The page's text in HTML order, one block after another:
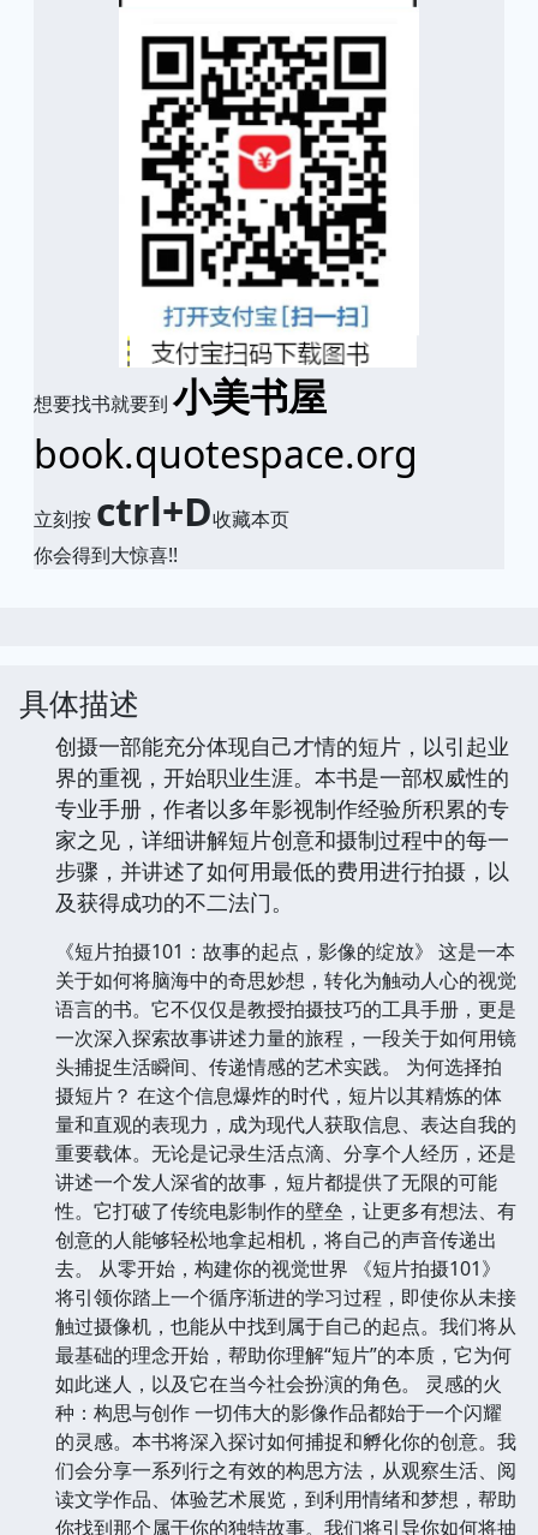
想要找书就要到 小美书屋
book.quotespace.org
立刻按 ctrl+D收藏本页
你会得到大惊喜!!
具体描述
创摄一部能充分体现自己才情的短片，以引起业
界的重视，开始职业生涯。本书是一部权威性的
专业手册，作者以多年影视制作经验所积累的专
家之见，详细讲解短片创意和摄制过程中的每一
步骤，并讲述了如何用最低的费用进行拍摄，以
及获得成功的不二法门。
《短片拍摄101：故事的起点，影像的绽放》 这是一本
关于如何将脑海中的奇思妙想，转化为触动人心的视觉
语言的书。它不仅仅是教授拍摄技巧的工具手册，更是
一次深入探索故事讲述力量的旅程，一段关于如何用镜
头捕捉生活瞬间、传递情感的艺术实践。 为何选择拍
摄短片？ 在这个信息爆炸的时代，短片以其精炼的体
量和直观的表现力，成为现代人获取信息、表达自我的
重要载体。无论是记录生活点滴、分享个人经历，还是
讲述一个发人深省的故事，短片都提供了无限的可能
性。它打破了传统电影制作的壁垒，让更多有想法、有
创意的人能够轻松地拿起相机，将自己的声音传递出
去。 从零开始，构建你的视觉世界 《短片拍摄101》
将引领你踏上一个循序渐进的学习过程，即使你从未接
触过摄像机，也能从中找到属于自己的起点。我们将从
最基础的理念开始，帮助你理解“短片”的本质，它为何
如此迷人，以及它在当今社会扮演的角色。 灵感的火
种：构思与创作 一切伟大的影像作品都始于一个闪耀
的灵感。本书将深入探讨如何捕捉和孵化你的创意。我
们会分享一系列行之有效的构思方法，从观察生活、阅
读文学作品、体验艺术展览，到利用情绪和梦想，帮助
你找到那个属于你的独特故事。我们将引导你如何将抽